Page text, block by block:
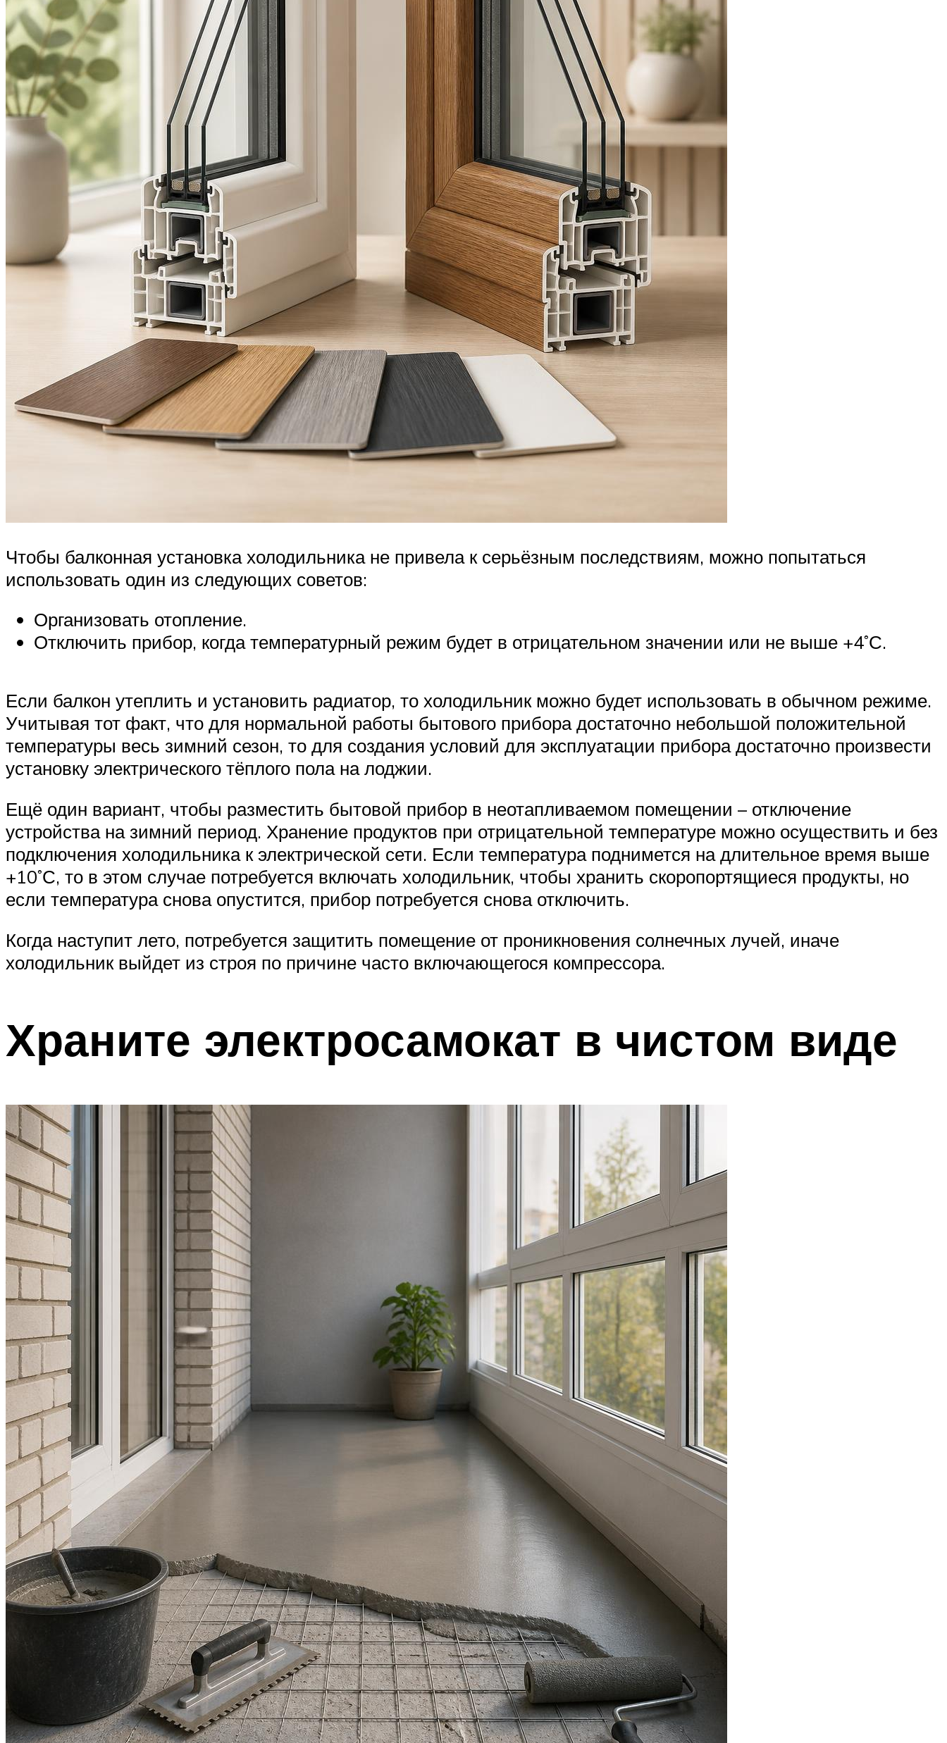
Чтобы балконная установка холодильника не привела к серьёзным последствиям, можно попытаться
использовать один из следующих советов:
Организовать отопление.
Отключить прибор, когда температурный режим будет в отрицательном значении или не выше +4˚С.
Если балкон утеплить и установить радиатор, то холодильник можно будет использовать в обычном режиме.
Учитывая тот факт, что для нормальной работы бытового прибора достаточно небольшой положительной
температуры весь зимний сезон, то для создания условий для эксплуатации прибора достаточно произвести
установку электрического тёплого пола на лоджии.
Ещё один вариант, чтобы разместить бытовой прибор в неотапливаемом помещении – отключение
устройства на зимний период. Хранение продуктов при отрицательной температуре можно осуществить и без
подключения холодильника к электрической сети. Если температура поднимется на длительное время выше
+10˚С, то в этом случае потребуется включать холодильник, чтобы хранить скоропортящиеся продукты, но
если температура снова опустится, прибор потребуется снова отключить.
Когда наступит лето, потребуется защитить помещение от проникновения солнечных лучей, иначе
холодильник выйдет из строя по причине часто включающегося компрессора.
Храните электросамокат в чистом виде